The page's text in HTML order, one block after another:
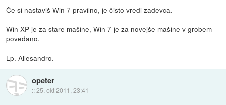
Če si nastaviš Win 7 pravilno, je čisto vredi zadevca.
Win XP je za stare mašine, Win 7 je za novejše mašine v grobem
povedano.
Lp. Allesandro.
opeter
::25. okt 2011, 23:41